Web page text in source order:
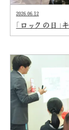
2026.06.12
「ロックの日